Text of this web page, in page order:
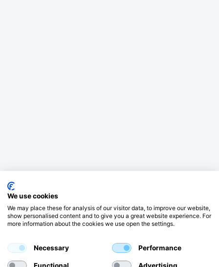
We use cookies
We may place these for analysis of our visitor data, to improve our website,
show personalised content and to give you a great website experience. For
more information about the cookies we use open the settings.
Necessary Performance
Functional Advertising